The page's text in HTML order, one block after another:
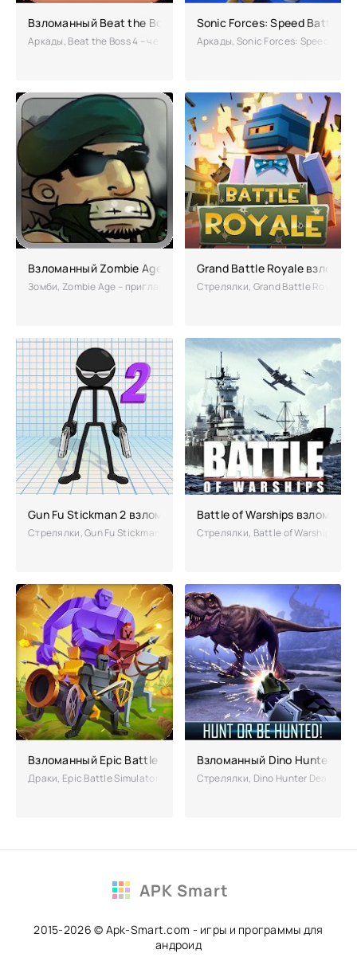
Взломанный Beat the Boss 4 (Мод много денег)
Аркады, Beat the Boss 4 – четвертая часть аркады, которая
Sonic Forces: Speed Battle
Аркады, Sonic Forces: Speed
Взломанный Zombie Age (Мод на бесконечные деньги)
Зомби, Zombie Age – приглашает на охоту на зомби. А как нравится
Grand Battle Royale
Стрелялки, Grand Battle Royale –
Gun Fu Stickman 2 взломанная (Мод много денег)
Стрелялки, Gun Fu Stickman 2 – это рисованный экшен, где на
Battle of Warships
Стрелялки, Battle of Warships –
Взломанный Epic Battle Simulator
Драки, Epic Battle Simulator – масштабная стратегия, где вы
Взломанный Dino Hunter:
Стрелялки, Dino Hunter Deadly
APK Smart
2015-2026 © Apk-Smart.com - игры и программы для
андроид